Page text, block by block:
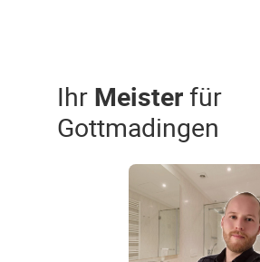
Ihr Meisterfür
Gottmadingen